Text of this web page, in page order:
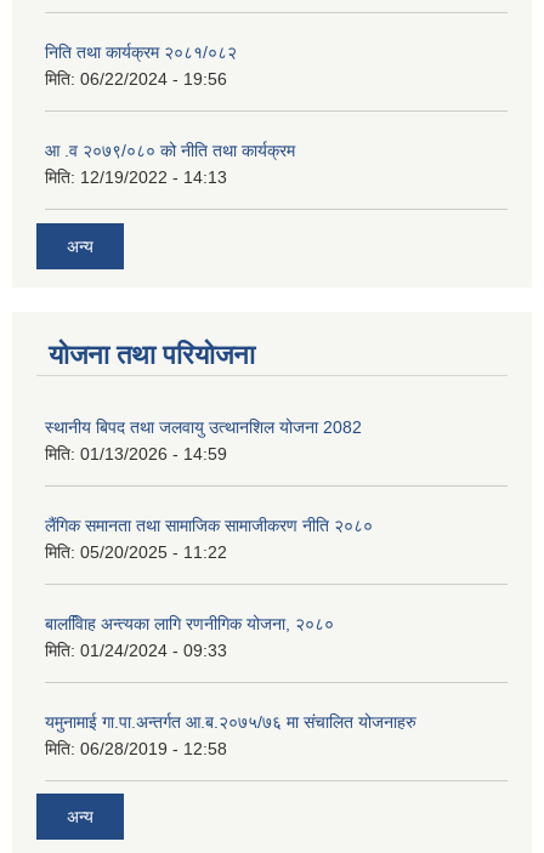
निति तथा कार्यक्रम २०८१/०८२
मिति: 06/22/2024 - 19:56
आ .व २०७९/०८० को नीति तथा कार्यक्रम
मिति: 12/19/2022 - 14:13
अन्य
योजना तथा परियोजना
स्थानीय बिपद तथा जलवायु उत्थानशिल योजना 2082
मिति: 01/13/2026 - 14:59
लैंगिक समानता तथा सामाजिक सामाजीकरण नीति २०८०
मिति: 05/20/2025 - 11:22
बालवििाह अन्त्यका लागि रणनीगिक योजना, २०८०
मिति: 01/24/2024 - 09:33
यमुनामाई गा.पा.अन्तर्गत आ.ब.२०७५/७६ मा संचालित योजनाहरु
मिति: 06/28/2019 - 12:58
अन्य